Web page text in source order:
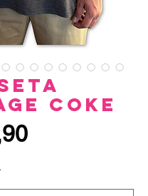
Coke
Preço